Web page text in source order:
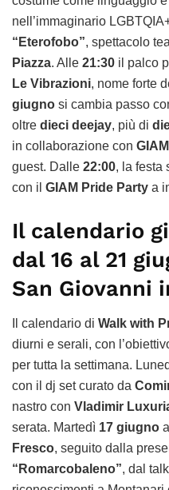
nell’immaginario
“Eterofobo”, spettacolo
Piazza. Alle 21:30 il palco
Le Vibrazioni, nome forte
giugno si cambia passo
oltre dieci deejay, più di
in collaborazione con GIAM
guest. Dalle 22:00, la festa
con il GIAM Pride Party a
Il calendario
dal 16 al 21
San Giovanni
Il calendario di Walk with
diurni e serali, con
per tutta la settimana.
con il dj set curato da
nastro con Vladimir
serata. Martedì 17 giugno
Fresco, seguito dalla
“Romarcobaleno”, dal